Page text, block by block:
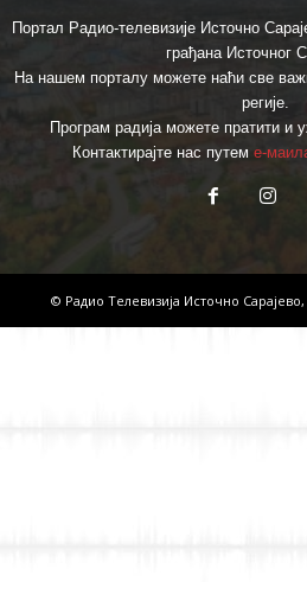
Портал Радио-телевизије Источно
грађана Источног
На нашем порталу можете наћи све
регије.
Програм радија можете пратити и
Контактирајте нас путем е-
© Радио Телевизија Источно